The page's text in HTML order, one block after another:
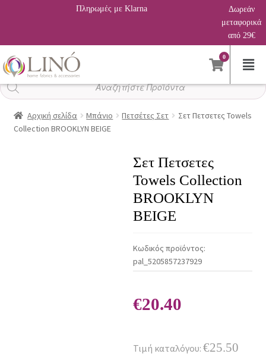
Πληρωμές με Klarna
Δωρεάν
μεταφορικά
από 29€
0
Αναζήτηση
προϊόντων
Αρχική σελίδα Μπάνιο Πετσέτες Σετ
Σετ Πετσετες Towels
Collection BROOKLYN BEIGE
Σετ Πετσετες
Towels Collection
BROOKLYN
BEIGE
Κωδικός προϊόντος:
pal_5205857237929
€20.40
Τιμή καταλόγου: €25.50